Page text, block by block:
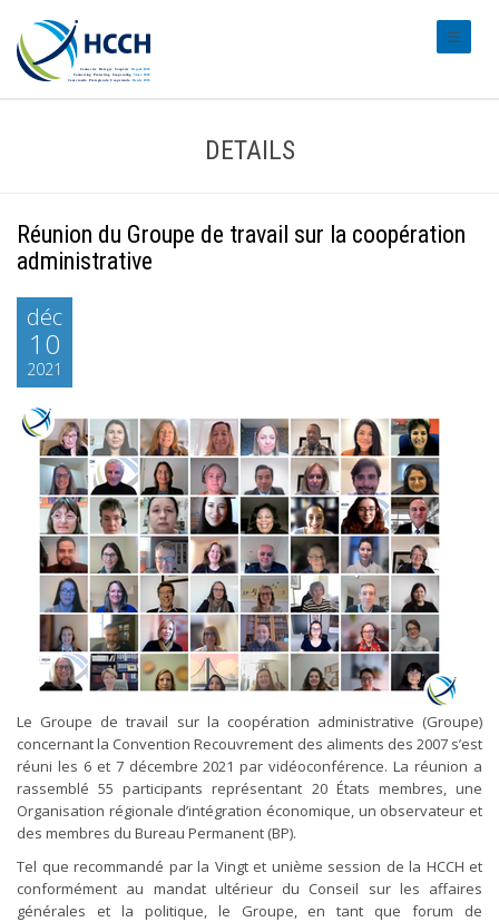
DETAILS
Réunion du Groupe de travail sur la coopération
administrative
déc
10
2021
Le Groupe de travail sur la coopération administrative (Groupe)
concernant la Convention Recouvrement des aliments des 2007 s’est
réuni les 6 et 7 décembre 2021 par vidéoconférence. La réunion a
rassemblé 55 participants représentant 20 États membres, une
Organisation régionale d’intégration économique, un observateur et
des membres du Bureau Permanent (BP).
Tel que recommandé par la Vingt et unième session de la HCCH et
conformément au mandat ultérieur du Conseil sur les affaires
générales et la politique, le Groupe, en tant que forum de